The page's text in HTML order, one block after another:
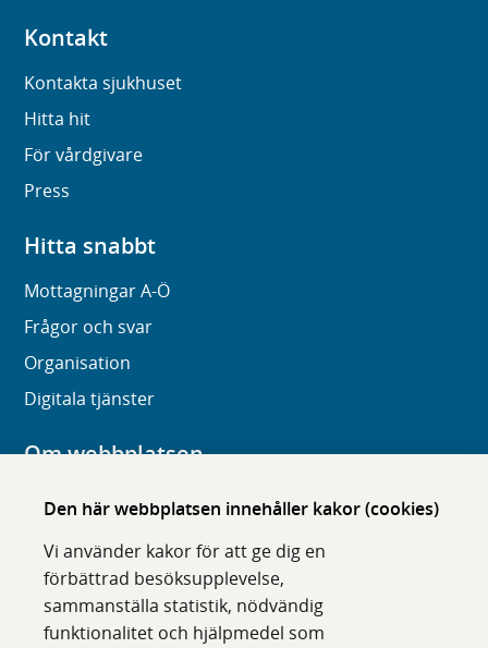
Den här webbplatsen innehåller kakor (cookies)
Vi använder kakor för att ge dig en
förbättrad besöksupplevelse,
sammanställa statistik, nödvändig
funktionalitet och hjälpmedel som
Kontakt
Kontakta sjukhuset
Hitta hit
För vårdgivare
Press
Hitta snabbt
Mottagningar A-Ö
Frågor och svar
Organisation
Digitala tjänster
Om webbplatsen
Om karolinska.se
Tillgänglighet
Om cookies